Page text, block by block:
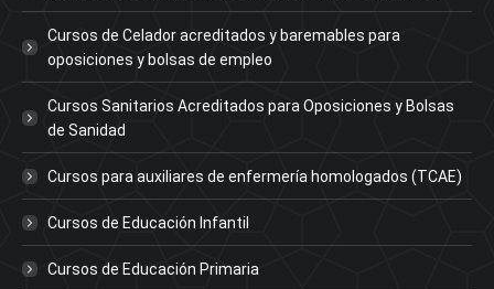
Cursos de Celador acreditados y baremables para
oposiciones y bolsas de empleo
Cursos Sanitarios Acreditados para Oposiciones y Bolsas
de Sanidad
Cursos para auxiliares de enfermería homologados (TCAE)
Cursos de Educación Infantil
Cursos de Educación Primaria